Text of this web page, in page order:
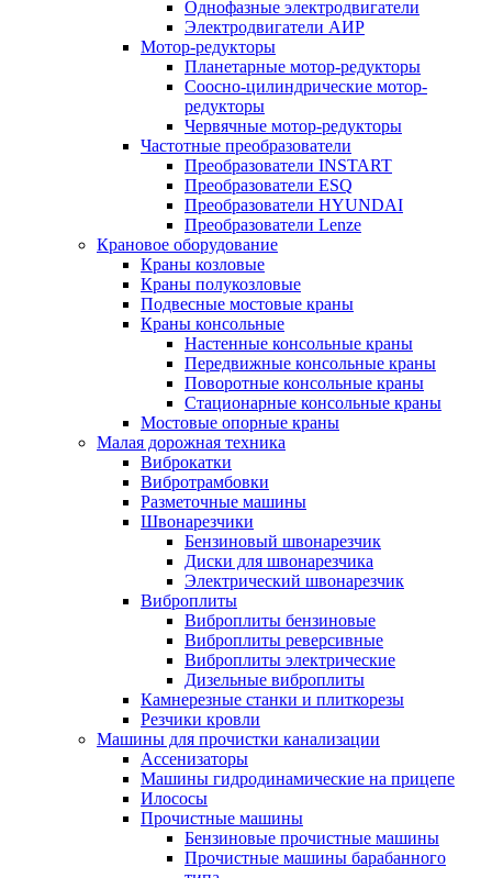
Однофазные электродвигатели
Электродвигатели АИР
Мотор-редукторы
Планетарные мотор-редукторы
Соосно-цилиндрические мотор-
редукторы
Червячные мотор-редукторы
Частотные преобразователи
Преобразователи INSTART
Преобразователи ESQ
Преобразователи HYUNDAI
Преобразователи Lenze
Крановое оборудование
Краны козловые
Краны полукозловые
Подвесные мостовые краны
Краны консольные
Настенные консольные краны
Передвижные консольные краны
Поворотные консольные краны
Стационарные консольные краны
Мостовые опорные краны
Малая дорожная техника
Виброкатки
Вибротрамбовки
Разметочные машины
Швонарезчики
Бензиновый швонарезчик
Диски для швонарезчика
Электрический швонарезчик
Виброплиты
Виброплиты бензиновые
Виброплиты реверсивные
Виброплиты электрические
Дизельные виброплиты
Камнерезные станки и плиткорезы
Резчики кровли
Машины для прочистки канализации
Ассенизаторы
Машины гидродинамические на прицепе
Илососы
Прочистные машины
Бензиновые прочистные машины
Прочистные машины барабанного